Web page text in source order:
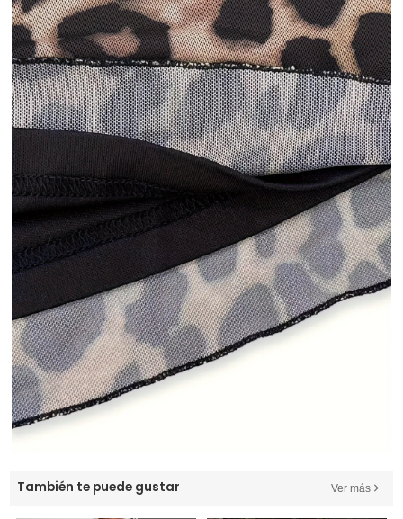
También te puede gustar Ver más